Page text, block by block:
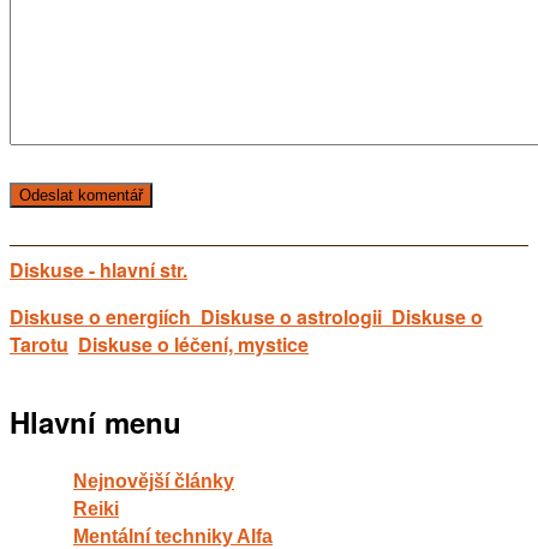
Diskuse - hlavní str.
Diskuse o energiích Diskuse o astrologii Diskuse o
Tarotu Diskuse o léčení, mystice
Hlavní menu
Nejnovější články
Reiki
Mentální techniky Alfa